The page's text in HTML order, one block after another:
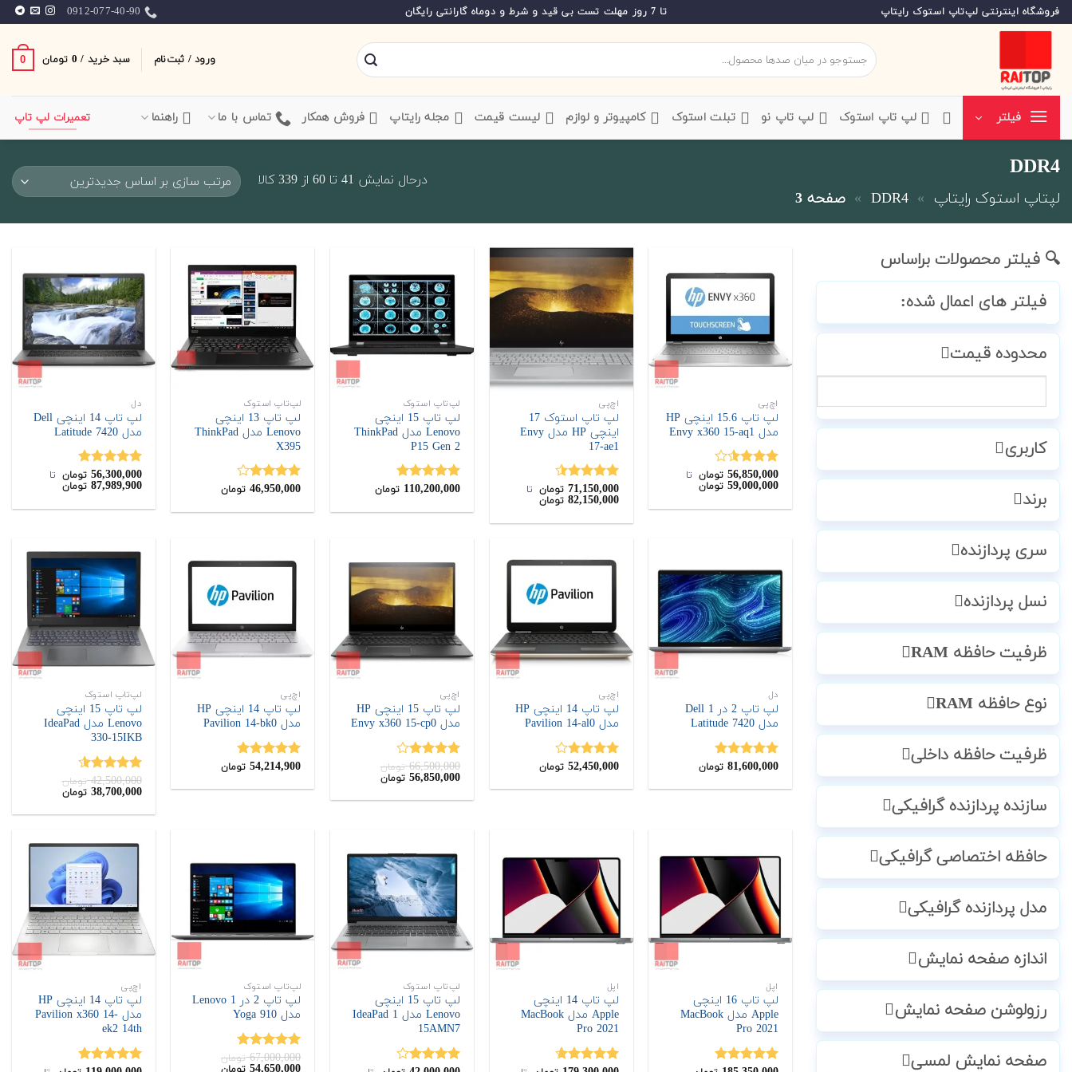
Skip
to
فروشگاه اینترنتی لپ‌تاپ استوک رایتاپ تا 7 روز مهلت تست بی قید و شرط و دوماه گارانتی رایگان 0912-077-40-90
جستجو
برای:
ورود / ثبت‌نام سبد خرید / 0 تومان 0
فیلتر ‌لپ تاپ استوک ‌لپ تاپ نو ‌ تبلت استوک ‌ کامپیوتر و لوازم ‌ لیست قیمت ‌ مجله رایتاپ فروش همکار تماس با ما راهنما تعمیرات لپ تاپ
DDR4
لپتاپ استوک رایتاپ »
DDR4
» صفحه 3
درحال نمایش 41 تا 60 از 339 کالا
Sorted
latest
🔍 فیلتر محصولات براساس
فیلتر های اعمال شده:
محدوده قیمت
کاربری
برند
سری پردازنده
نسل پردازنده
ظرفیت حافظه RAM
نوع حافظه RAM
ظرفیت حافظه داخلی
سازنده پردازنده گرافیکی
حافظه اختصاصی گرافیکی
مدل پردازنده گرافیکی
اندازه صفحه نمایش
رزولوشن صفحه نمایش
صفحه نمایش لمسی
اچ‌پی
لپ تاپ 15.6 اینچی HP
مدل Envy x360 15-aq1
نمره
3.50از
56,850,000 تومان ‌ تا ‌
59,000,000 تومان
اچ‌پی
لپ تاپ استوک 17
اینچی HP مدل Envy
17-ae1
نمره4.50
از 5
71,150,000 تومان‌ تا ‌
82,150,000 تومان
لپ‌تاپ استوک
لپ تاپ 15 اینچی
Lenovo مدل ThinkPad
P15 Gen 2
نمره5.00
110,200,000 تومان
لپ‌تاپ استوک
لپ تاپ 13 اینچی
Lenovo مدل ThinkPad
X395
نمره
46,950,000 تومان
دل
لپ تاپ 14 اینچی Dell
مدل Latitude 7420
نمره5.00
از 5
56,300,000 تومان ‌ تا ‌
87,989,900 تومان
دل
لپ تاپ 2 در 1 Dell
مدل Latitude 7420
نمره5.00
81,600,000 تومان
اچ‌پی
لپ تاپ 14 اینچی HP
مدل Pavilion 14-al0
نمره
52,450,000 تومان
اچ‌پی
لپ تاپ 15 اینچی HP
مدل Envy x360 15-cp0
نمره
4.00از 5
66,500,000 تومان
قیمت
اصلی:
66,500,000
56,850,000 تومانقیمت
56,850,000
اچ‌پی
لپ تاپ 14 اینچی HP
مدل Pavilion 14-bk0
نمره5.00
54,214,900 تومان
لپ‌تاپ استوک
لپ تاپ 15 اینچی
Lenovo مدل IdeaPad
330-15IKB
نمره4.50
از 5
42,500,000 تومان
قیمت
اصلی:
42,500,000
38,700,000 تومانقیمت
38,700,000
اپل
لپ تاپ 16 اینچی
Apple مدل MacBook
Pro 2021
اپل
لپ تاپ 14 اینچی
Apple مدل MacBook
Pro 2021
لپ‌تاپ استوک
لپ تاپ 15 اینچی
Lenovo مدل IdeaPad 1
15AMN7
لپ‌تاپ استوک
لپ تاپ 2 در 1 Lenovo
مدل Yoga 910
نمره5.00
67,000,000 تومان
قیمت قیمت
اچ‌پی
لپ تاپ 14 اینچی HP
مدل Pavilion x360 14-
ek2 14th